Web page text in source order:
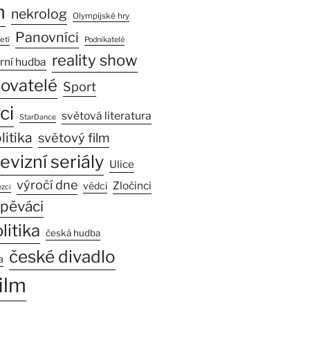
nekrolog Olympijské hry
Panovníci Podnikatelé
hudba reality show
Sport
StarDance světová literatura
světový film
seriály Ulice
výročí dne vědci Zločinci
česká hudba
české divadlo